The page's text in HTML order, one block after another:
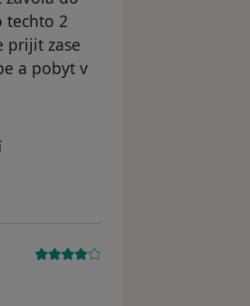
techto 2
prijit zase
a pobyt v